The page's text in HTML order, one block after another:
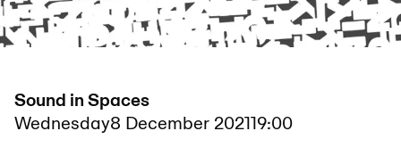
Sound in Spaces
Wednesday8 December 202119:00